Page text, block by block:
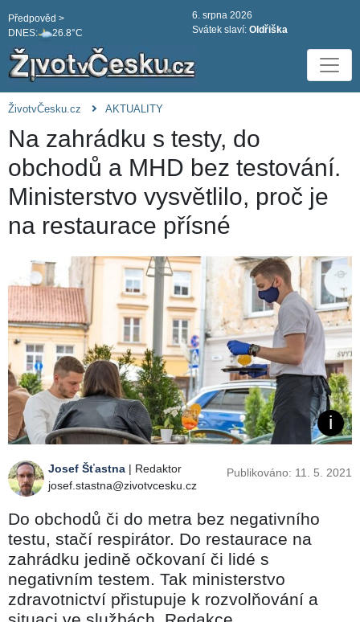
DNES: 26.8°C
Předpověd >
6. srpna 2026
Svátek slaví: Oldřiška
ŽivotvČesku.cz AKTUALITY
Na zahrádku s testy, do
obchodů a MHD bez testování.
Ministerstvo vysvětlilo, proč je
na restaurace přísné
Josef Šťastna | Redaktor
josef.stastna@zivotvcesku.cz
Publikováno: 11. 5. 2021
Do obchodů či do metra bez negativního
testu, stačí respirátor. Do restaurace na
zahrádku jedině očkovaní či lidé s
negativním testem. Tak ministerstvo
zdravotnictví přistupuje k rozvolňování a